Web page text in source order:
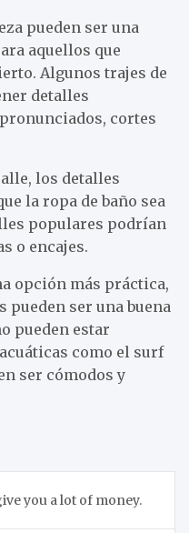
pueden ser una
aquellos que
Algunos trajes de
detalles
cortes
los detalles
la ropa de baño sea
populares podrían
o encajes.
opción más práctica,
pueden ser una buena
pueden estar
como el surf
ser cómodos y
you a lot of money.